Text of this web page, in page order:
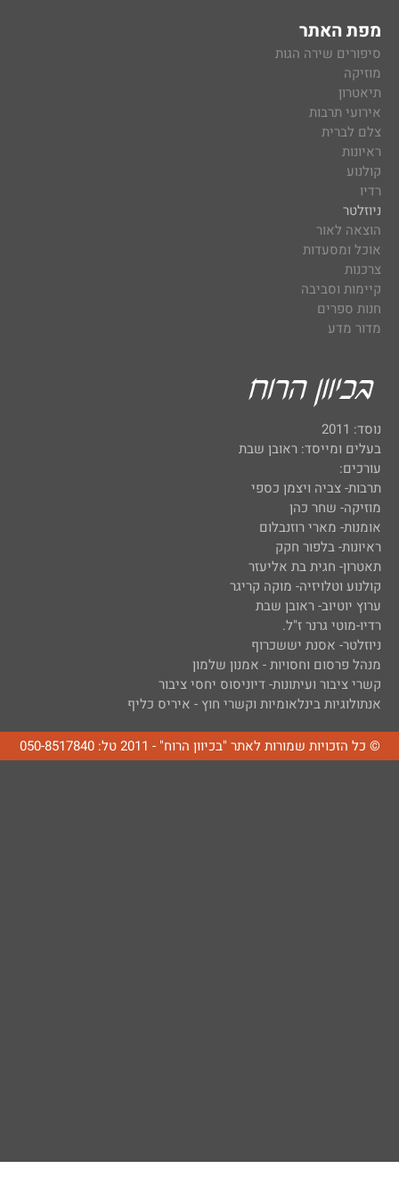
מפת האתר
סיפורים שירה הגות
מוזיקה
תיאטרון
אירועי תרבות
צלם לברית
ראיונות
קולנוע
רדיו
ניוזלטר
הוצאה לאור
אוכל ומסעדות
צרכנות
קיימות וסביבה
חנות ספרים
מדור מדע
נוסד: 2011
בעלים ומייסד: ראובן שבת
עורכים:
תרבות- צביה ויצמן כספי
מוזיקה- שחר כהן
אומנות- מארי רוזנבלום
ראיונות- בלפור חקק
תאטרון- חגית בת אליעזר
קולנוע וטלויזיה- מוקה קריגר
ערוץ יוטיוב- ראובן שבת
רדיו-מוטי גרנר ז"ל.
ניוזלטר- אסנת יששכרוף
מנהל פרסום וחסויות - אמנון שלמון
קשרי ציבור ועיתונות- דיוניסוס יחסי ציבור
אנתולוגיות בינלאומיות וקשרי חוץ - איריס כליף
© כל הזכויות שמורות לאתר "בכיוון הרוח" - 2011 טל: 050-8517840